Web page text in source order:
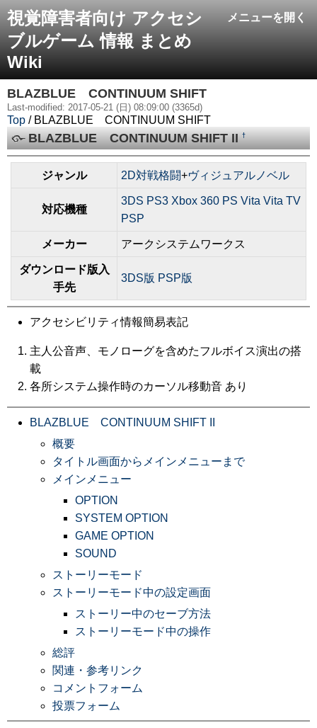
メニューを開く
視覚障害者向け アクセシ
ブルゲーム 情報 まとめ
Wiki
BLAZBLUE CONTINUUM SHIFT
Last-modified: 2017-05-21 (日) 08:09:00 (3365d)
Top / BLAZBLUE CONTINUUM SHIFT
BLAZBLUE CONTINUUM SHIFT II†
ジャンル 2D対戦格闘+ヴィジュアルノベル
対応機種
3DS PS3 Xbox 360 PS Vita Vita TV
PSP
メーカー アークシステムワークス
ダウンロード版入
手先
3DS版 PSP版
アクセシビリティ情報簡易表記
主人公音声、モノローグを含めたフルボイス演出の搭
載
各所システム操作時のカーソル移動音 あり
BLAZBLUE CONTINUUM SHIFT II
概要
タイトル画面からメインメニューまで
メインメニュー
OPTION
SYSTEM OPTION
GAME OPTION
SOUND
ストーリーモード
ストーリーモード中の設定画面
ストーリー中のセーブ方法
ストーリーモード中の操作
総評
関連・参考リンク
コメントフォーム
投票フォーム